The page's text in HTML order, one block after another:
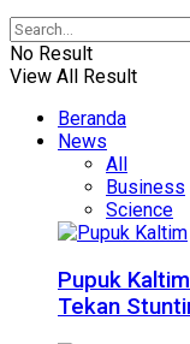
No Result
View All Result
Beranda
News
All
Business
Science
Pupuk
Tekan